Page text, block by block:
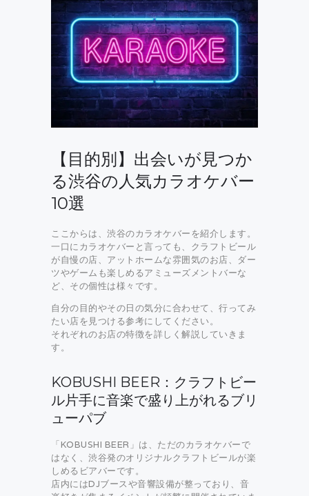
【目的別】出会いが見つか
る渋谷の人気カラオケバー
10選
ここからは、渋谷のカラオケバーを紹介します。
一口にカラオケバーと言っても、クラフトビール
が自慢の店、アットホームな雰囲気のお店、ダー
ツやゲームも楽しめるアミューズメントバーな
ど、その個性は様々です。
自分の目的やその日の気分に合わせて、行ってみ
たい店を見つける参考にしてください。
それぞれのお店の特徴を詳しく解説していきま
す。
KOBUSHI BEER：クラフトビー
ル片手に音楽で盛り上がれるブリ
ューパブ
「KOBUSHI BEER」は、ただのカラオケバーで
はなく、渋谷発のオリジナルクラフトビールが楽
しめるビアバーです。
店内にはDJブースや音響設備が整っており、音